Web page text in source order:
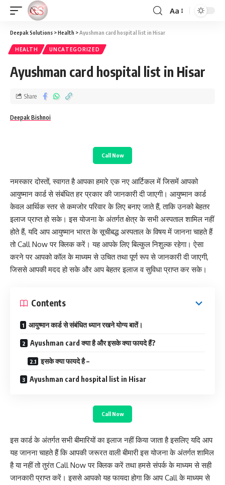
Aa
Deepak Solutions >Health >Ayushman card hospital list in Hisar
HEALTH UNCATEGORIZED
Ayushman card hospital list in Hisar
Deepak Bishnoi
Share
Call Now
नमस्कार दोस्तों, स्वागत है आपका हमारे एक नए आर्टिकल में जिसमें आपको
आयुष्मान कार्ड से संबंधित हर प्रकार की जानकारी दी जाएगी। आयुष्मान कार्ड
केवल आर्थिक स्तर से कमजोर परिवार के लिए बनाए जाते हैं, ताकि उनको बेहतर
इलाज प्राप्त हो सके। इस योजना के अंतर्गत क्षेत्र के सभी अस्पताल शामिल नहीं
होते हैं, यदि आप आयुष्मान भारत के सूचीबद्ध अस्पताल के विषय में जानना चाहते हैं
तो Call Now पर क्लिक करें। यह आपके लिए बिल्कुल निशुल्क रहेगा। ऐसा
करने पर आपको कॉल के माध्यम से उचित तथा पूर्ण रूप से जानकारी दी जाएगी,
जिससे आपकी मदद हो सके और आप बेहतर इलाज व सुविधा प्राप्त कर सके।
Contents
आयुष्मान कार्ड से संबंधित ध्यान रखने योग्य बातें।
Ayushman card क्या है और इसके क्या फायदे हैं?
इसके क्या फायदे है –
Ayushman card hospital list in Hisar
Call Now
इस कार्ड के अंतर्गत सभी बीमारियों का इलाज नहीं किया जाता है इसलिए यदि आप
यह जानना चाहते हैं कि आपकी जरूरत वाली बीमारी इस योजना के अंतर्गत शामिल
है या नहीं तो तुरंत Call Now पर क्लिक करें तथा हमसे संपर्क के माध्यम से सही
जानकारी प्राप्त करें। इससे आपको यह फायदा होगा कि आप Call के माध्यम से